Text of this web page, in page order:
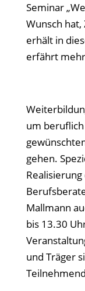
Seminar
Wunsch
erhält in
erfährt
um beruflich
gehen.
Mallmann
bis 13.30
und Träger